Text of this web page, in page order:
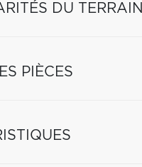
DU TERRAIN
PIÈCES